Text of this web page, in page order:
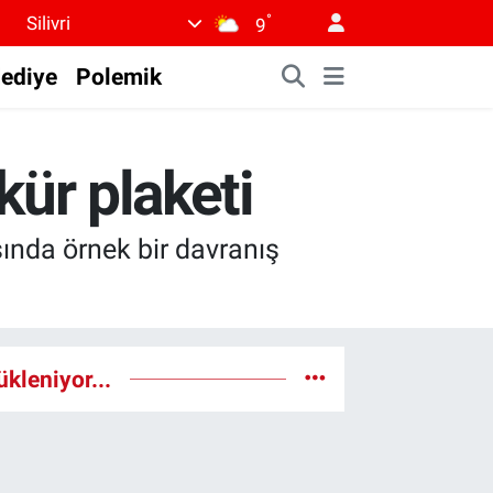
Silivri 9°
Polemik
plaketi
örnek bir davranış